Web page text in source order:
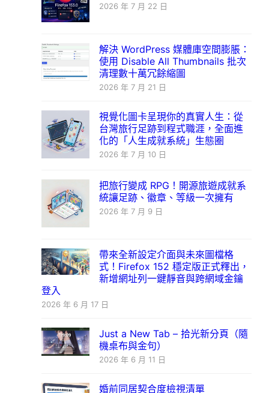
2026 年 7 月 22 日
解決 WordPress 媒體庫空間膨脹：
使用 Disable All Thumbnails 批次
清理數十萬冗餘縮圖
2026 年 7 月 21 日
視覺化圖卡呈現你的真實人生：從
台灣旅行足跡到程式職涯，全面進
化的「人生成就系統」生態圈
2026 年 7 月 10 日
把旅行變成 RPG！開源旅遊成就系
統讓足跡、徽章、等級一次擁有
2026 年 7 月 9 日
帶來全新設定介面與未來圖檔格
式！Firefox 152 穩定版正式釋出，
新增網址列一鍵靜音與跨網域金鑰
登入
2026 年 6 月 17 日
Just a New Tab – 拾光新分頁（隨
機桌布與金句）
2026 年 6 月 11 日
婚前同居契合度檢視清單